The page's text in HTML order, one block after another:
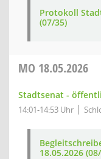
Protokoll
(07/35)
MO 18.05.2026
Stadtsenat -
14:01-14:53 Uhr
18.05.2026